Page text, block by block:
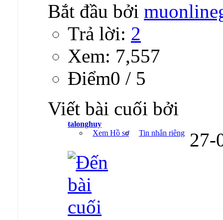
Bắt đầu bởi
Trả lời: 2
Xem: 7,557
Ðiểm0 / 5
Viết bài cuối bởi
talonghuy
Xem Hồ sơ
Tin nhắn riêng 27-